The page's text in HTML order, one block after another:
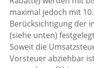
maximal jedoch mit
Berücksichtigung der
(siehe unten)
Soweit die
Vorsteuer abziehbar